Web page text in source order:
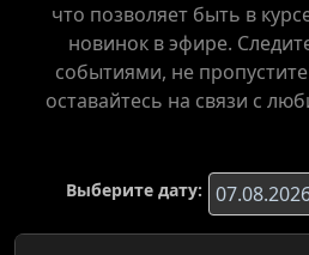
что позволяет быть в
новинок в эфире.
событиями, не
оставайтесь на связи с
Выберите дату: